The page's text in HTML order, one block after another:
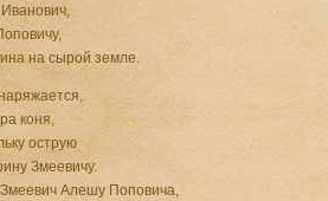
на сырой земле.
коня,
острую
Змеевичу.
Змеевич Алешу Поповича,